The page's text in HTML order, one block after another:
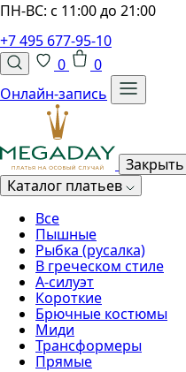
ПН-ВС: с 11:00 до 21:00
+7 495 677-95-10
0
0
Онлайн-запись
Закрыть
Каталог платьев
Все
Пышные
Рыбка (русалка)
В греческом стиле
А-силуэт
Короткие
Брючные костюмы
Миди
Трансформеры
Прямые